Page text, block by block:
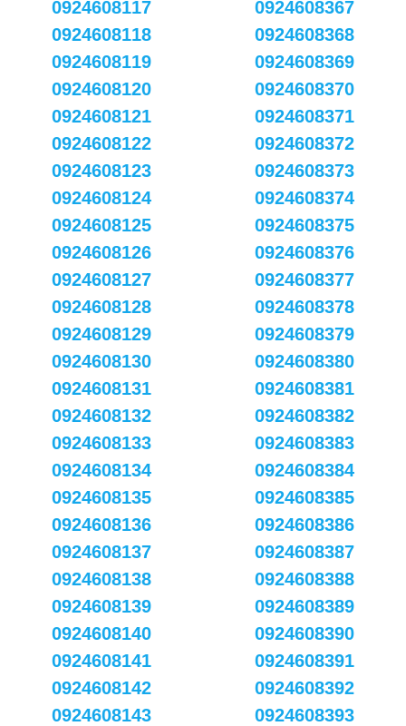
0924608117
0924608118
0924608119
0924608120
0924608121
0924608122
0924608123
0924608124
0924608125
0924608126
0924608127
0924608128
0924608129
0924608130
0924608131
0924608132
0924608133
0924608134
0924608135
0924608136
0924608137
0924608138
0924608139
0924608140
0924608141
0924608142
0924608143
0924608367
0924608368
0924608369
0924608370
0924608371
0924608372
0924608373
0924608374
0924608375
0924608376
0924608377
0924608378
0924608379
0924608380
0924608381
0924608382
0924608383
0924608384
0924608385
0924608386
0924608387
0924608388
0924608389
0924608390
0924608391
0924608392
0924608393